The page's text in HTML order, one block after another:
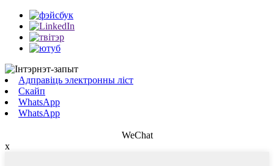
Адправіць электронны ліст
Скайп
WhatsApp
WhatsApp
WeChat
x